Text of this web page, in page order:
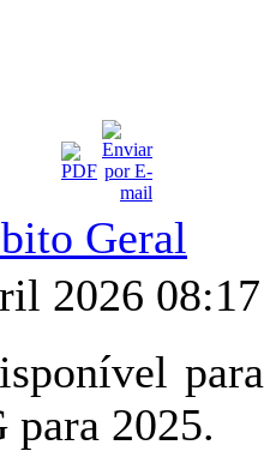
Geral
2026 08:17
2025.